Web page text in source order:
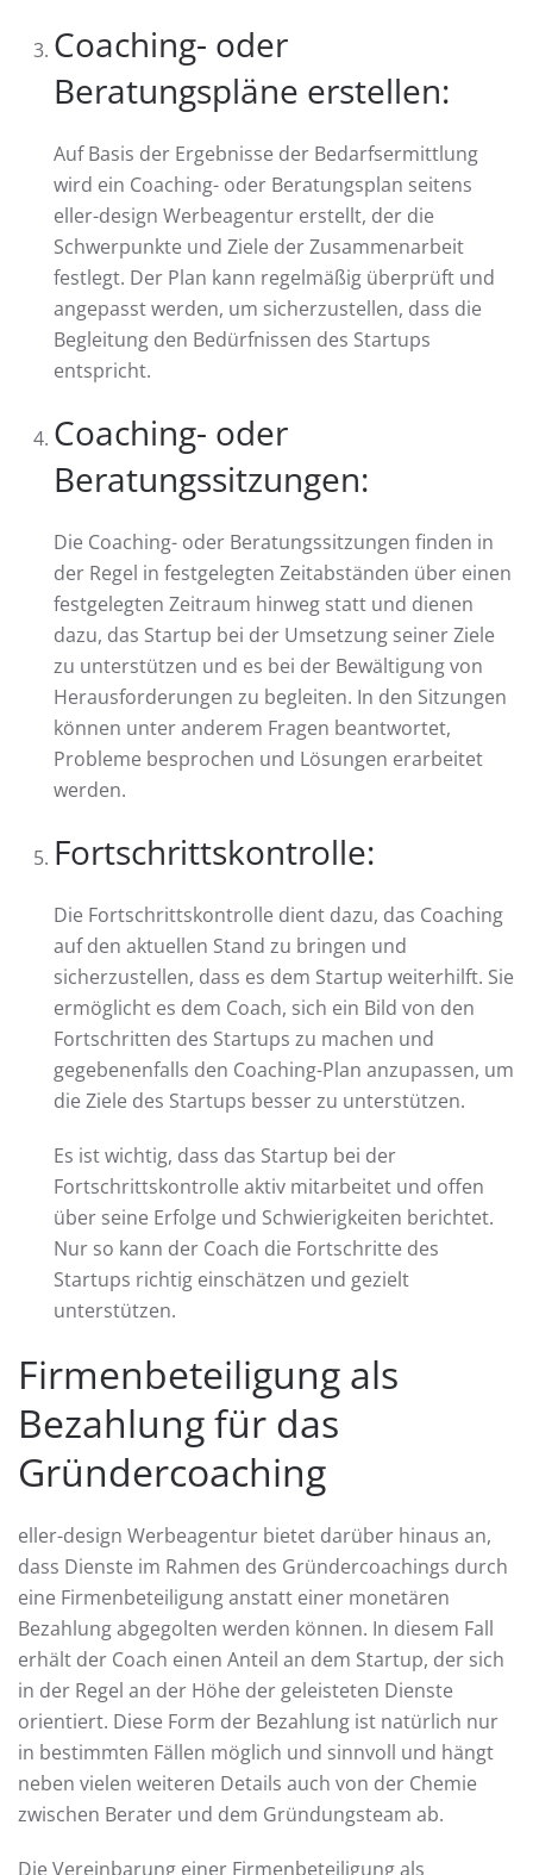
Coaching- oder
Beratungspläne erstellen:
Auf Basis der Ergebnisse der Bedarfsermittlung
wird ein Coaching- oder Beratungsplan seitens
eller-design Werbeagentur erstellt, der die
Schwerpunkte und Ziele der Zusammenarbeit
festlegt. Der Plan kann regelmäßig überprüft und
angepasst werden, um sicherzustellen, dass die
Begleitung den Bedürfnissen des Startups
entspricht.
Coaching- oder
Beratungssitzungen:
Die Coaching- oder Beratungssitzungen finden in
der Regel in festgelegten Zeitabständen über einen
festgelegten Zeitraum hinweg statt und dienen
dazu, das Startup bei der Umsetzung seiner Ziele
zu unterstützen und es bei der Bewältigung von
Herausforderungen zu begleiten. In den Sitzungen
können unter anderem Fragen beantwortet,
Probleme besprochen und Lösungen erarbeitet
werden.
Fortschrittskontrolle:
Die Fortschrittskontrolle dient dazu, das Coaching
auf den aktuellen Stand zu bringen und
sicherzustellen, dass es dem Startup weiterhilft. Sie
ermöglicht es dem Coach, sich ein Bild von den
Fortschritten des Startups zu machen und
gegebenenfalls den Coaching-Plan anzupassen, um
die Ziele des Startups besser zu unterstützen.
Es ist wichtig, dass das Startup bei der
Fortschrittskontrolle aktiv mitarbeitet und offen
über seine Erfolge und Schwierigkeiten berichtet.
Nur so kann der Coach die Fortschritte des
Startups richtig einschätzen und gezielt
unterstützen.
Firmenbeteiligung als
Bezahlung für das
Gründercoaching
eller-design Werbeagentur bietet darüber hinaus an,
dass Dienste im Rahmen des Gründercoachings durch
eine Firmenbeteiligung anstatt einer monetären
Bezahlung abgegolten werden können. In diesem Fall
erhält der Coach einen Anteil an dem Startup, der sich
in der Regel an der Höhe der geleisteten Dienste
orientiert. Diese Form der Bezahlung ist natürlich nur
in bestimmten Fällen möglich und sinnvoll und hängt
neben vielen weiteren Details auch von der Chemie
zwischen Berater und dem Gründungsteam ab.
Die Vereinbarung einer Firmenbeteiligung als